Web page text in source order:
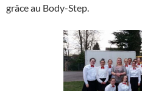
grâce au Body-Step.